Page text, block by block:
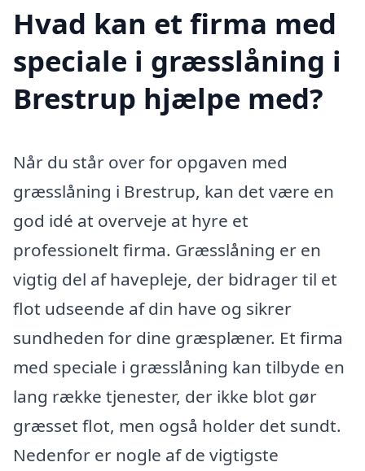
Hvad kan et firma med
speciale i græsslåning i
Brestrup hjælpe med?
Når du står over for opgaven med
græsslåning i Brestrup, kan det være en
god idé at overveje at hyre et
professionelt firma. Græsslåning er en
vigtig del af havepleje, der bidrager til et
flot udseende af din have og sikrer
sundheden for dine græsplæner. Et firma
med speciale i græsslåning kan tilbyde en
lang række tjenester, der ikke blot gør
græsset flot, men også holder det sundt.
Nedenfor er nogle af de vigtigste